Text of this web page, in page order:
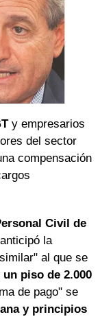
y empresarios
del sector
compensación
Civil de
la
al que se
un piso de 2.000
de pago" se
y principios